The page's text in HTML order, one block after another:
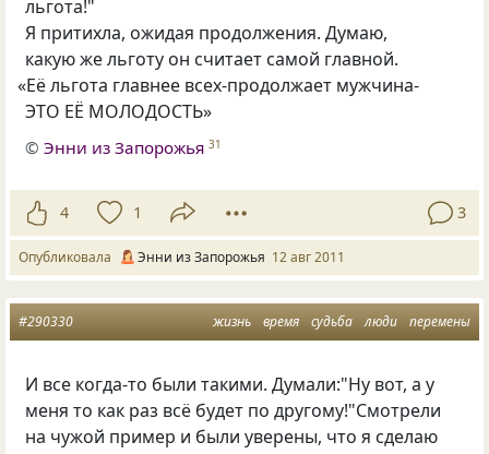
льгота!"
Я притихла, ожидая продолжения. Думаю,
какую же льготу он считает самой главной.
«Её льгота главнее всех-продолжает мужчина-
ЭТО ЕЁ МОЛОДОСТЬ»
©Энни из Запорожья 31
4 1 3
Опубликовала Энни из Запорожья 12 авг 2011
жизнь время судьба люди перемены
#290330
И все когда-то были такими. Думали:"Ну вот, а у
меня то как раз всё будет по другому!"Смотрели
на чужой пример и были уверены, что я сделаю